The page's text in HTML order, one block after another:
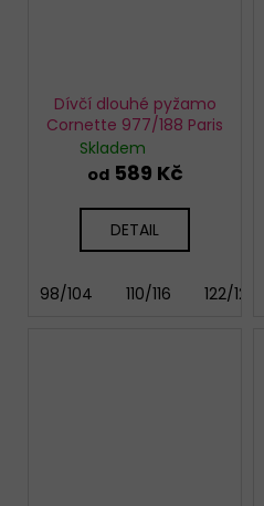
Dívčí dlouhé pyžamo
Cornette 977/188 Paris
Skladem
od589 Kč
DETAIL
98/104 110/116 122/128